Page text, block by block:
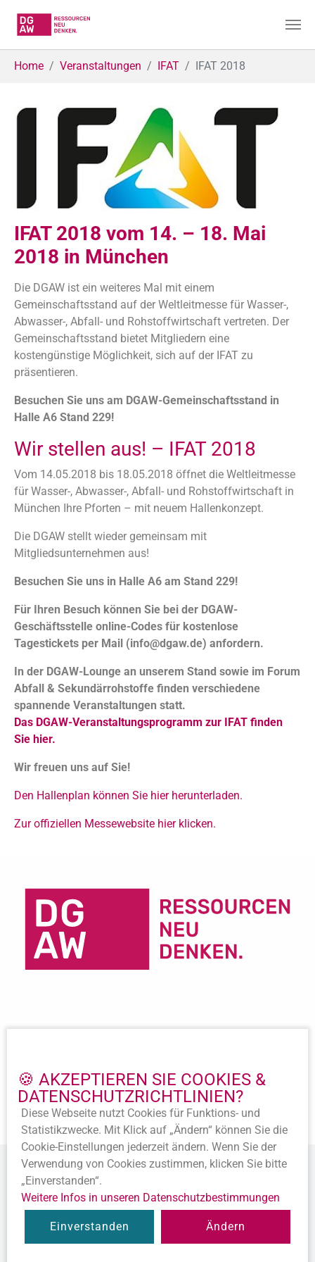
🍪 AKZEPTIEREN SIE COOKIES &
DATENSCHUTZ­RICHTLINIEN?
Diese Webseite nutzt Cookies für Funktions- und
Statistik­zwecke. Mit Klick auf „Ändern“ können Sie die
Cookie-Ein­stellungen jederzeit ändern. Wenn Sie der
Verwendung von Cookies zustimmen, klicken Sie bitte
„Einverstanden“.
Weitere Infos in unseren Datenschutz­bestimmungen
Einverstanden Ändern
Home Veranstaltungen IFAT IFAT 2018
IFAT 2018 vom 14. – 18. Mai
2018 in München
Die DGAW ist ein weiteres Mal mit einem
Gemeinschaftsstand auf der Weltleitmesse für Wasser-,
Abwasser-, Abfall- und Rohstoffwirtschaft vertreten. Der
Gemeinschaftsstand bietet Mitgliedern eine
kostengünstige Möglichkeit, sich auf der IFAT zu
präsentieren.
Besuchen Sie uns am DGAW-Gemeinschaftsstand in
Halle A6 Stand 229!
Wir stellen aus! – IFAT 2018
Vom 14.05.2018 bis 18.05.2018 öffnet die Weltleitmesse
für Wasser-, Abwasser-, Abfall- und Rohstoffwirtschaft in
München Ihre Pforten – mit neuem Hallenkonzept.
Die DGAW stellt wieder gemeinsam mit
Mitgliedsunternehmen aus!
Besuchen Sie uns in Halle A6 am Stand 229!
Für Ihren Besuch können Sie bei der DGAW-
Geschäftsstelle online-Codes für kostenlose
Tagestickets per Mail (info@dgaw.de) anfordern.
In der DGAW-Lounge an unserem Stand sowie im Forum
Abfall & Sekundärrohstoffe finden verschiedene
spannende Veranstaltungen statt.
Das DGAW-Veranstaltungsprogramm zur IFAT finden
Sie hier.
Wir freuen uns auf Sie!
Den Hallenplan können Sie hier herunterladen.
Zur offiziellen Messewebsite hier klicken.
Wichtige Links
Datenschutz
Beitritt
Satzung
© 2020 Alle Rechte vorbehalten.